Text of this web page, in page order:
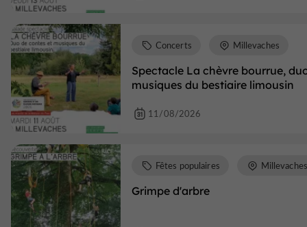
Spectacle La chèvre bourrue,
musiques du bestiaire limousin
Concerts Millevaches
11/08/2026
Grimpe d'arbre
Fêtes populaires Millevaches